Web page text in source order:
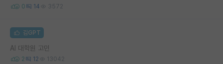
0 14 3572
김GPT
AI 대학원 고민
2 12 13042